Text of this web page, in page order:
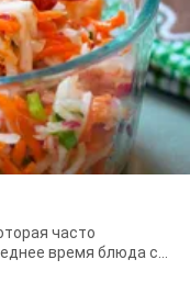
часто
время блюда с
нашей ...